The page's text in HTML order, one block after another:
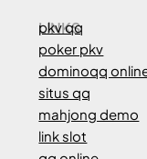
LINKS
pkv qq
poker pkv
dominoqq
situs qq
mahjong demo
link slot